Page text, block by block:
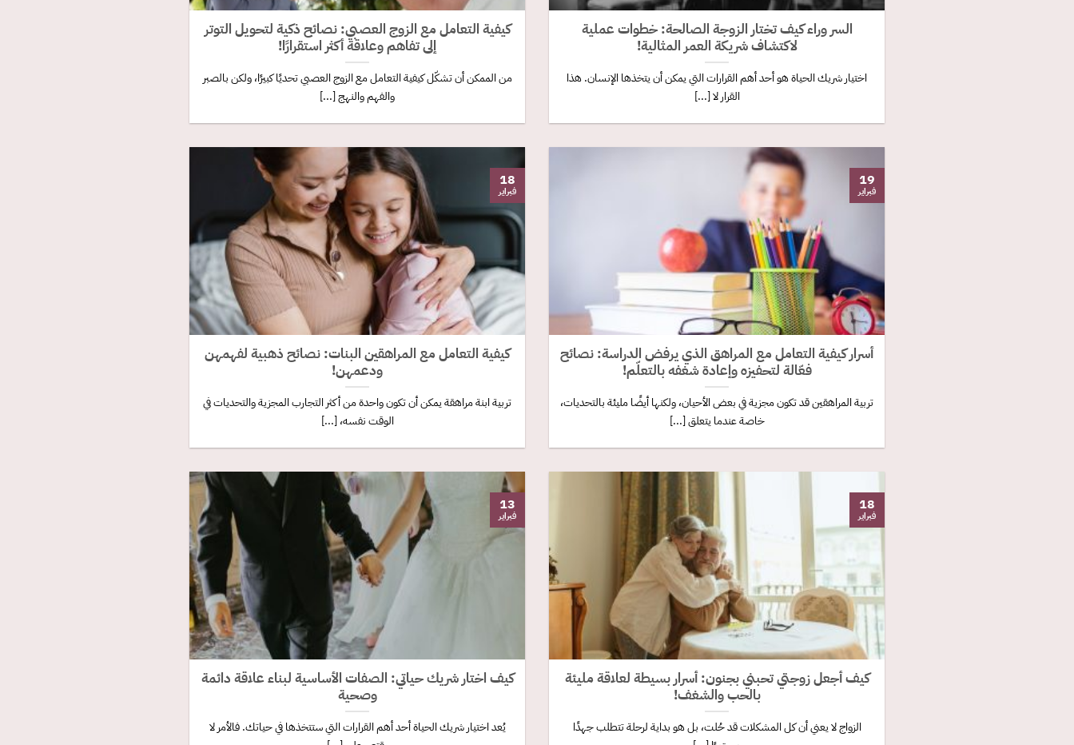
السر وراء كيف تختار الزوجة الصالحة: خطوات عملية
لاكتشاف شريكة العمر المثالية!
اختيار شريك الحياة هو أحد أهم القرارات التي يمكن أن يتخذها الإنسان. هذا
القرار لا [...]
كيفية التعامل مع الزوج العصبي: نصائح ذكية لتحويل التوتر
إلى تفاهم وعلاقة أكثر استقرارًا!
من الممكن أن تشكّل كيفية التعامل مع الزوج العصبي تحديًا كبيرًا، ولكن بالصبر
والفهم والنهج [...]
أسرار كيفية التعامل مع المراهق الذي يرفض الدراسة: نصائح
فعّالة لتحفيزه وإعادة شغفه بالتعلّم!
تربية المراهقين قد تكون مجزية في بعض الأحيان، ولكنها أيضًا مليئة بالتحديات،
خاصة عندما يتعلق [...]
19
فبراير
كيفية التعامل مع المراهقين البنات: نصائح ذهبية لفهمهن
ودعمهن!
تربية ابنة مراهقة يمكن أن تكون واحدة من أكثر التجارب المجزية والتحديات في
الوقت نفسه، [...]
18
فبراير
كيف أجعل زوجتي تحبني بجنون: أسرار بسيطة لعلاقة مليئة
بالحب والشغف!
الزواج لا يعني أن كل المشكلات قد حُلت، بل هو بداية لرحلة تتطلب جهدًا
18
فبراير
كيف اختار شريك حياتي: الصفات الأساسية لبناء علاقة دائمة
وصحية
يُعد اختيار شريك الحياة أحد أهم القرارات التي ستتخذها في حياتك. فالأمر لا
13
فبراير